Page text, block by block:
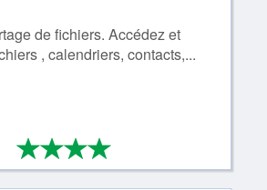
de fichiers. Accédez et
, calendriers, contacts,...
****
4/4